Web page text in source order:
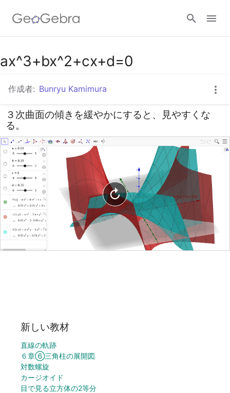
Googleクラスルーム
GeoGebra Classroom
ax^3+bx^2+cx+d=0
作成者: Bunryu Kamimura
３次曲面の傾きを緩やかにすると、見やすくな
る。
新しい教材
直線の軌跡
６章⑥三角柱の展開図
対数螺旋
カージオイド
目で見る立方体の2等分